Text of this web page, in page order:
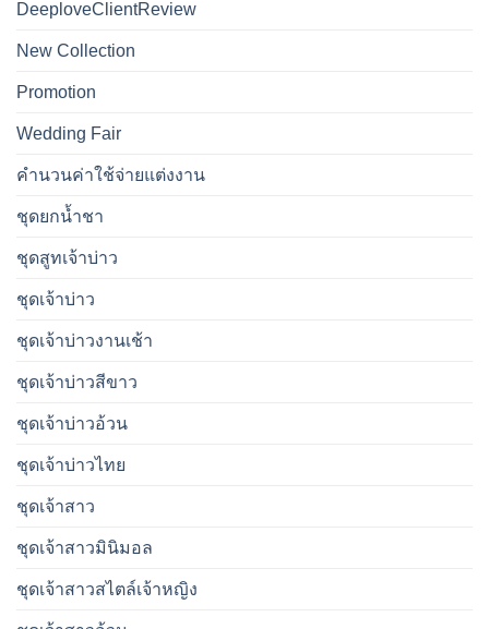
DeeploveClientReview
New Collection
Promotion
Wedding Fair
คำนวนค่าใช้จ่ายแต่งงาน
ชุดยกน้ำชา
ชุดสูทเจ้าบ่าว
ชุดเจ้าบ่าว
ชุดเจ้าบ่าวงานเช้า
ชุดเจ้าบ่าวสีขาว
ชุดเจ้าบ่าวอ้วน
ชุดเจ้าบ่าวไทย
ชุดเจ้าสาว
ชุดเจ้าสาวมินิมอล
ชุดเจ้าสาวสไตล์เจ้าหญิง